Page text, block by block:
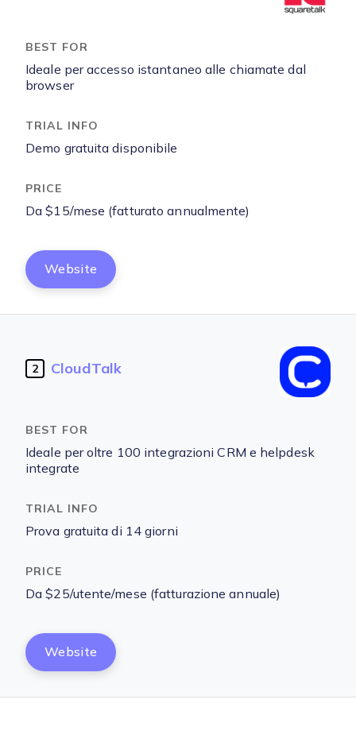
Ideale per accesso istantaneo alle chiamate dal
browser
Demo gratuita disponibile
Da $15/mese (fatturato annualmente)
Website
2 CloudTalk
Ideale per oltre 100 integrazioni CRM e helpdesk
integrate
Prova gratuita di 14 giorni
Da $25/utente/mese (fatturazione annuale)
Website